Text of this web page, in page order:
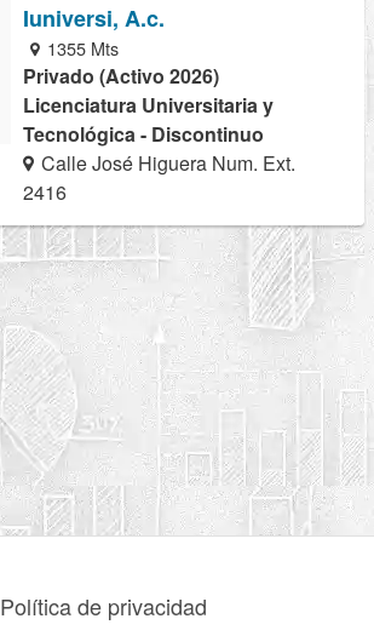
Iuniversi, A.c.
1355 Mts
Privado (Activo 2026)
Licenciatura Universitaria y
Tecnológica - Discontinuo
Calle José Higuera Num. Ext.
2416
Política de privacidad